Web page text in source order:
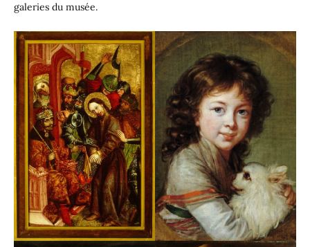
galeries du musée.